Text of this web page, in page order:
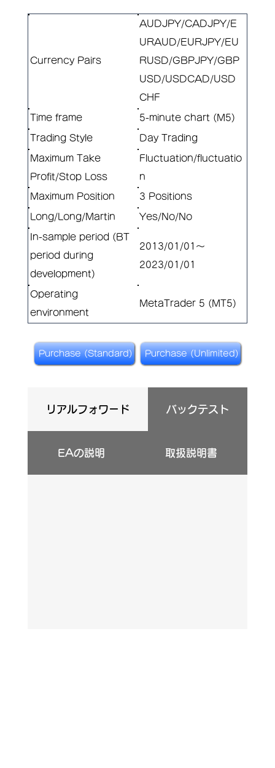
Currency Pairs
AUDJPY/CADJPY/E
URAUD/EURJPY/EU
RUSD/GBPJPY/GBP
USD/USDCAD/USD
CHF
Time frame 5-minute chart (M5)
Trading Style Day Trading
Maximum Take
Profit/Stop Loss
Fluctuation/fluctuatio
n
Maximum Position 3 Positions
Long/Long/Martin Yes/No/No
In-sample period (BT
period during
development)
2013/01/01～
2023/01/01
Operating
environment
MetaTrader 5 (MT5)
Purchase (Standard) Purchase (Unlimited)
リアルフォワード バックテスト
EAの説明 取扱説明書